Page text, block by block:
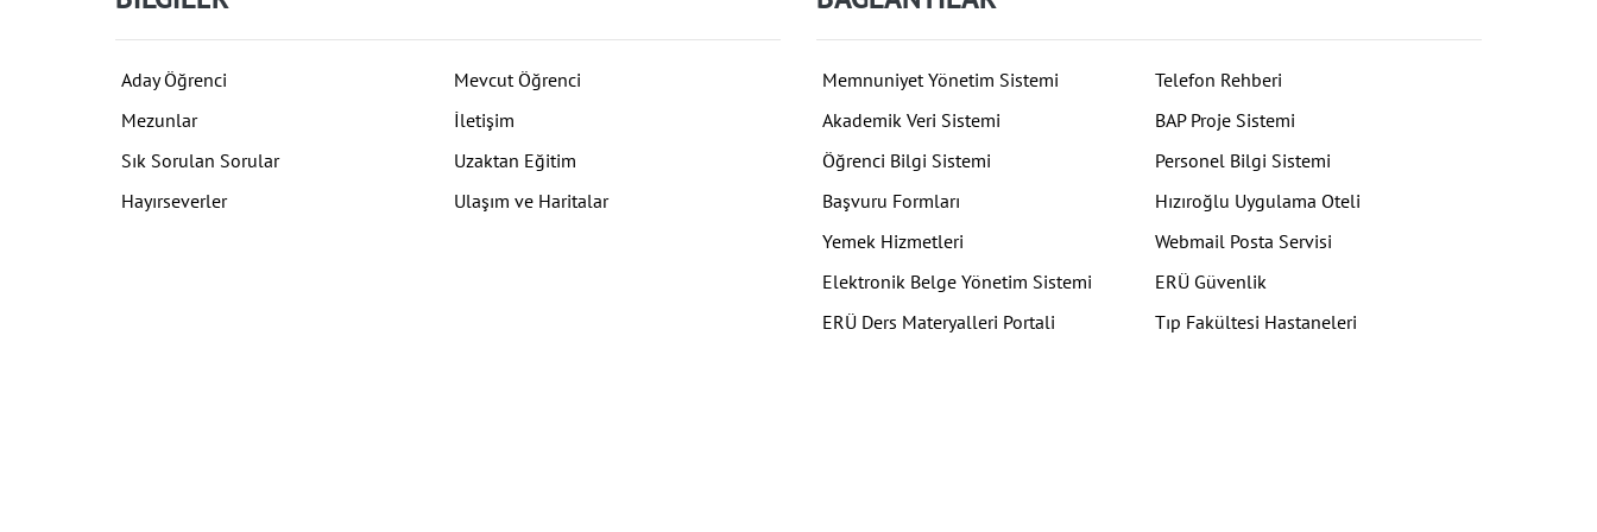
Aday Öğrenci
Mevcut Öğrenci
Mezunlar
İletişim
Sık Sorulan Sorular
Uzaktan Eğitim
Hayırseverler
Ulaşım ve Haritalar
Memnuniyet Yönetim Sistemi
Telefon Rehberi
Akademik Veri Sistemi
BAP Proje Sistemi
Öğrenci Bilgi Sistemi
Personel Bilgi Sistemi
Başvuru Formları
Hızıroğlu Uygulama Oteli
Yemek Hizmetleri
Webmail Posta Servisi
Elektronik Belge Yönetim Sistemi
ERÜ Güvenlik
ERÜ Ders Materyalleri Portali
Tıp Fakültesi Hastaneleri